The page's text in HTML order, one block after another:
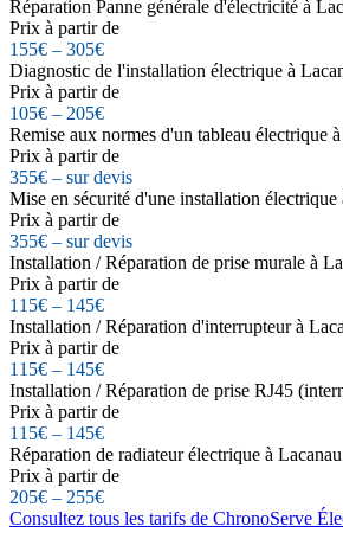
Réparation Panne générale d'électricité à
Prix à partir de
155€ – 305€
Diagnostic de l'installation électrique à
Prix à partir de
105€ – 205€
Remise aux normes d'un tableau électrique
Prix à partir de
355€ – sur devis
Mise en sécurité d'une installation électrique
Prix à partir de
355€ – sur devis
Installation / Réparation de prise murale à
Prix à partir de
115€ – 145€
Installation / Réparation d'interrupteur à
Prix à partir de
115€ – 145€
Installation / Réparation de prise RJ45
Prix à partir de
115€ – 145€
Réparation de radiateur électrique à Lacanau
Prix à partir de
205€ – 255€
Consultez tous les tarifs de ChronoServe